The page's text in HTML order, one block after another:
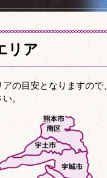
リア
の目安となりますので
。